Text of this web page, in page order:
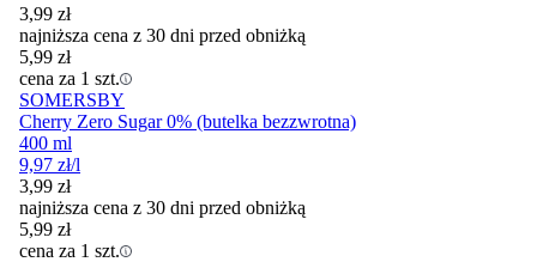
3,99 zł
najniższa cena z 30 dni przed obniżką
5,99 zł
cena za 1 szt.
SOMERSBY
Cherry Zero Sugar 0% (butelka bezzwrotna)
400 ml
9,97 zł/l
3,99 zł
najniższa cena z 30 dni przed obniżką
5,99 zł
cena za 1 szt.